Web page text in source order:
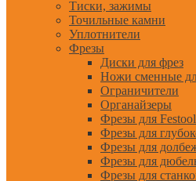
Тиски, зажимы
Точильные камни
Уплотнители
Фрезы
Диски для фрез
Ножи сменные
Ограничители
Органайзеры
Фрезы для
Фрезы для
Фрезы для
Фрезы для
Фрезы для